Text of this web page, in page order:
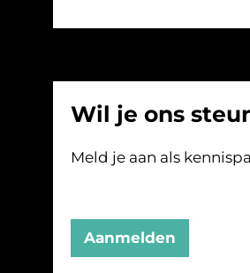
Wil je ons
Meld je aan als
Aanmelden